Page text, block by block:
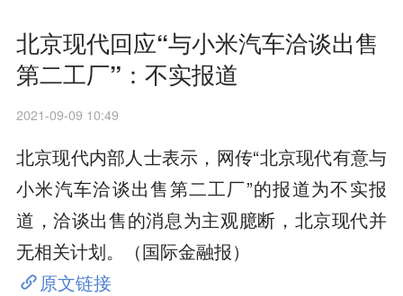
北京现代回应“与小米汽车洽谈出售
第二工厂”：不实报道
2021-09-09 10:49
北京现代内部人士表示，网传“北京现代有意与
小米汽车洽谈出售第二工厂”的报道为不实报
道，洽谈出售的消息为主观臆断，北京现代并
无相关计划。（国际金融报）
原文链接